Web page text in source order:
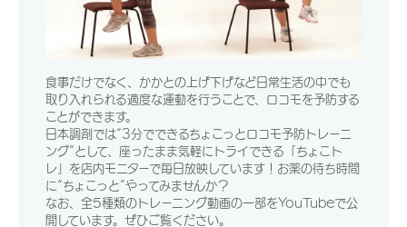
食事だけでなく、かかとの上げ下げなど日常生活の中でも
取り入れられる適度な運動を行うことで、ロコモを予防する
ことができます。
日本調剤では“3分でできるちょこっとロコモ予防トレーニ
ング”として、座ったまま気軽にトライできる「ちょこト
レ」を店内モニターで毎日放映しています！お薬の待ち時間
に“ちょこっと”やってみませんか？
なお、全5種類のトレーニング動画の一部をYouTubeで公
開しています。ぜひご覧ください。